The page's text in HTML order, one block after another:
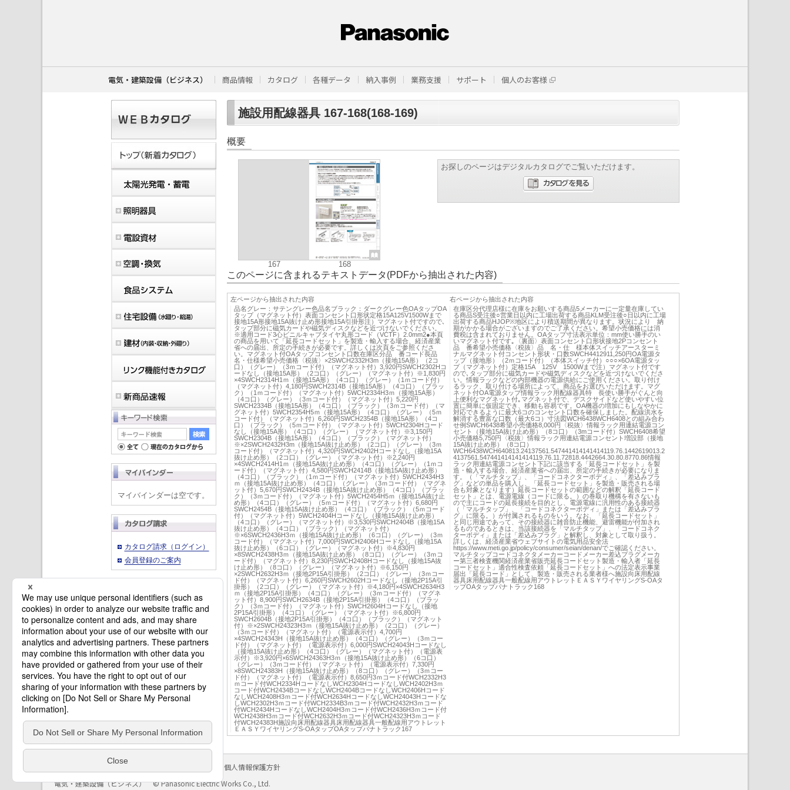
電気・建築設備（ビジネス） 商品情報 カタログ 各種データ 納入事例 業務支援 サポート 個人のお客様
施設用配線器具 167-168(168-169)
概要
167 168
お探しのページはデジタルカタログでご覧いただけます。
このページに含まれるテキストデータ(PDFから抽出された内容)
左ページから抽出された内容
品名グレー：サテングレー色品名ブラック：ダークグレー色OAタップOA
タップ（マグネット付）表面コンセント口形状定格15A125V1500Wまで
接地15A形接地15A抜け止め形接地15A引掛形注）マグネット付ですので､
タップ部分に磁気カードや磁気ディスクなどを近づけないでください。
※適用コード3心ビニルキャブタイヤ丸形コード（VCTF）2.0mm2●本頁
の商品を用いて「延長コードセット」を製造・輸入する場合、経済産業
省への届出、所定の手続きが必要です。詳しくは次頁をご参照くださ
い。マグネット付OAタップコンセント口数在庫区分品 番コード長品
名・仕様希望小売価格〈税抜〉×2SWCH2332H3m（接地15A形）（2コ
口）（グレー）（3ｍコード付）（マグネット付）3,920円SWCH2302Hコ
ードなし（接地15A形）（2コ口）（グレー）（マグネット付）※1,830円
×4SWCH2314H1ｍ（接地15A形）（4コ口）（グレー）（1ｍコード付）
（マグネット付）4,180円SWCH2314B（接地15A形）（4コ口）（ブラッ
ク）（1ｍコード付）（マグネット付）5WCH2334H3ｍ（接地15A形）
（4コ口）（グレー）（3ｍコード付）（マグネット付）5,220円
SWCH2334B（接地15A形）（4コ口）（ブラック）（3ｍコード付）（マ
グネット付）5WCH2354H5ｍ（接地15A形）（4コ口）（グレー）（5ｍ
コード付）（マグネット付）6,260円SWCH2354B（接地15A形）（4コ
口）（ブラック）（5ｍコード付）（マグネット付）5WCH2304Hコード
なし（接地15A形）（4コ口）（グレー）（マグネット付）※3,150円
SWCH2304B（接地15A形）（4コ口）（ブラック）（マグネット付）
※×2SWCH2432H3m（接地15A抜け止め形）（2コ口）（グレー）（3ｍ
コード付）（マグネット付）4,320円SWCH2402Hコードなし（接地15A
抜け止め形）（2コ口）（グレー）（マグネット付）※2,240円
×4SWCH2414H1ｍ（接地15A抜け止め形）（4コ口）（グレー）（1ｍコ
ード付）（マグネット付）4,580円SWCH2414B（接地15A抜け止め形）
（4コ口）（ブラック）（1ｍコード付）（マグネット付）5WCH2434H3
ｍ（接地15A抜け止め形）（4コ口）（グレー）（3ｍコード付）（マグネ
ット付）5,670円SWCH2434B（接地15A抜け止め形）（4コ口）（ブラッ
ク）（3ｍコード付）（マグネット付）5WCH2454H5ｍ（接地15A抜け止
め形）（4コ口）（グレー）（5ｍコード付）（マグネット付）6,680円
SWCH2454B（接地15A抜け止め形）（4コ口）（ブラック）（5ｍコード
付）（マグネット付）5WCH2404Hコードなし（接地15A抜け止め形）
（4コ口）（グレー）（マグネット付）※3,530円SWCH2404B（接地15A
抜け止め形）（4コ口）（ブラック）（マグネット付）
※×6SWCH2436H3ｍ（接地15A抜け止め形）（6コ口）（グレー）（3ｍ
コード付）（マグネット付）7,000円SWCH2406Hコードなし（接地15A
抜け止め形）（6コ口）（グレー）（マグネット付）※4,830円
×8SWCH2438H3ｍ（接地15A抜け止め形）（8コ口）（グレー）（3ｍコ
ード付）（マグネット付）8,230円SWCH2408Hコードなし（接地15A抜
け止め形）（8コ口）（グレー）（マグネット付）※6,150円
×2SWCH2632H3ｍ（接地2P15A引掛形）（2コ口）（グレー）（3ｍコー
ド付）（マグネット付）6,260円SWCH2602Hコードなし（接地2P15A引
掛形）（2コ口）（グレー）（マグネット付）※4,180円×4SWCH2634H3
ｍ（接地2P15A引掛形）（4コ口）（グレー）（3ｍコード付）（マグネ
ット付）8,900円SWCH2634B（接地2P15A引掛形）（4コ口）（ブラッ
ク）（3ｍコード付）（マグネット付）SWCH2604Hコードなし（接地
2P15A引掛形）（4コ口）（グレー）（マグネット付）※6,800円
SWCH2604B（接地2P15A引掛形）（4コ口）（ブラック）（マグネット
付）※×2SWCH24323H3ｍ（接地15A抜け止め形）（2コ口）（グレー）
（3ｍコード付）（マグネット付）（電源表示付）4,700円
×4SWCH24343H（接地15A抜け止め形）（4コ口）（グレー）（3ｍコー
ド付）（マグネット付）（電源表示付）6,000円SWCH24043Hコードなし
（接地15A抜け止め形）（4コ口）（グレー）（マグネット付）（電源表
示付）※3,920円×6SWCH24363H3ｍ（接地15A抜け止め形）（6コ口）
（グレー）（3ｍコード付）（マグネット付）（電源表示付）7,330円
×8SWCH24383H（接地15A抜け止め形）（8コ口）（グレー）（3ｍコー
ド付）（マグネット付）（電源表示付）8,650円3ｍコード付WCH2332H3
ｍコード付WCH2334HコードなしWCH2304HコードなしWCH2402H3ｍ
コード付WCH2434BコードなしWCH2404BコードなしWCH2406Hコード
なしWCH2408H3ｍコード付WCH2634HコードなしWCH24043Hコードな
しWCH2302H3ｍコード付WCH2334B3ｍコード付WCH2432H3ｍコード
付WCH2434HコードなしWCH2404H3ｍコード付WCH2436H3ｍコード付
WCH2438H3ｍコード付WCH2632H3ｍコード付WCH24323H3ｍコード
付WCH24383H施設向床用配線器具床用配線器具一般配線用アウトレット
ＥＡＳＹワイヤリングS-OAタップOAタップパナトラック167
右ページから抽出された内容
在庫区分代理店様に在庫をお願いする商品5メーカーに一定量在庫してい
る商品S受注後○営業日以内に工場出荷する商品KLM受注後○日以内に工場
出荷する商品HJOP※地区により積送期間が異なります。状況により 納
期がかかる場合がございますのでご了承ください。希望小売価格には消
費税は含まれておりません。OAタップ寸法表示単位：mm使い勝手のい
いマグネット付です｡〈裏面〉表面コンセント口形状接地2Pコンセント
品 番希望小売価格〈税抜〉品 名・仕 様本体スイッチアースターミ
ナルマグネット付コンセント形状・口数SWCH4412911,250円OA電源タ
ップ（接地形）（2ｍコード付）（本体スイッチ付）○○○×6OA電源タッ
プ（マグネット付）定格15A 125V 1500Wまで注）マグネット付です
ので､タップ部分に磁気カードや磁気ディスクなどを近づけないでくださ
い。情報ラックなどの内部機器の電源供給にご使用ください。取り付け
るラック、取り付ける場所によって、商品をお選びいただけます。マグ
ネット付OA電源タップ情報ラック用配線器具特 長使い勝手がぐんと向
上便利なマグネット付｡マグネット付で、デスクサイドなど使いやすい位
置に簡単に仮固定でき、移動も容易です。OA機器の増加にもしなやかに
対応できるように最大6コのコンセント口数を確保しました。配線洪水を
解消する豊富な口数（最大6コ）寸法図WCH6438WCH6408との組み合わ
せ例SWCH6438希望小売価格8,000円〈税抜〉情報ラック用連結電源コン
セント（接地15A抜け止め形）（8コ口）（3mコード付）SWCH6408希望
小売価格5,750円〈税抜〉情報ラック用連結電源コンセント増設部（接地
15A抜け止め形）（8コ口）
WCH6438WCH640813.24137561.547441414141414119.76.1442619013.2
4137561.547441414141414119.76.11.72818.4442664.30.80.8770.86情報
ラック用連結電源コンセント下記に該当する「延長コードセット」を製
造・輸入する場合、経済産業省への届出、所定の手続きが必要になりま
す。（「マルチタップ」、「コードコネクターボディ」、「差込みプラ
グ」などの単品を購入し、「延長コードセット」を製造・販売される場
合も対象となります）延長コードセットの範囲などの解釈「延長コード
セット」とは、電源電線（コードに限る。）の巻取り機構を有さないも
ので主にコードの延長接続を目的とし、電源電線に汎用性のある接続器
（「マルチタップ」、「コードコネクターボディ」または「差込みプラ
グ」に限る。）が付属されるものをいう。なお、「延長コードセット」
と同じ用途であって、その接続器に雑音防止機能、避雷機能が付加され
るものであるときは、当該接続器を「マルチタップ」、「コードコネク
ターボディ」または「差込みプラグ」と解釈し、対象として取り扱う。
詳しくは、経済産業省ウェブサイトの電気用品安全法
https://www.meti.go.jp/policy/consumer/seian/denan/でご確認ください。
マルチタップコードコネクタメーカーコードメーカー差込プラグメーカ
ー第三者検査機関経済産業省販売延長コードセット製造・輸入者「延長
コードセット」適合性検査依頼「延長コードセット」への法定表示事業
届出「延長コード」として、製造・販売される業者様へ施設向床用配線
器具床用配線器具一般配線用アウトレットＥＡＳＹワイヤリングS-OAタ
ップOAタップパナトラック168
マイバインダーは空です。
カタログ請求（ログイン）
会員登録のご案内
サイトのご利用にあたって
個人情報保護方針
電気・建築設備（ビジネス）
© Panasonic Electric Works Co., Ltd.